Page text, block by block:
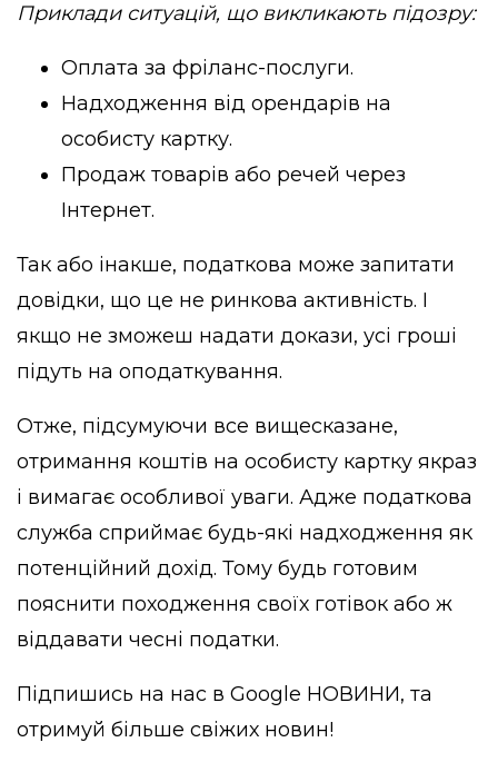
Приклади ситуацій, що викликають підозру:
Оплата за фріланс-послуги.
Надходження від орендарів на
особисту картку.
Продаж товарів або речей через
Інтернет.
Так або інакше, податкова може запитати
довідки, що це не ринкова активність. І
якщо не зможеш надати докази, усі гроші
підуть на оподаткування.
Отже, підсумуючи все вищесказане,
отримання коштів на особисту картку якраз
і вимагає особливої уваги. Адже податкова
служба сприймає будь-які надходження як
потенційний дохід. Тому будь готовим
пояснити походження своїх готівок або ж
віддавати чесні податки.
Підпишись на нас в Google НОВИНИ, та
отримуй більше свіжих новин!